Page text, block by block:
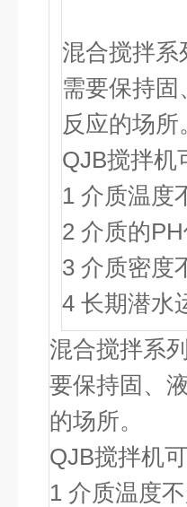
混合搅拌系
需要保持
反应的场所
QJB搅拌机
1 介质温度
2 介质的
3 介质密度
4 长期潜水
混合搅拌系
要保持固、
的场所。
QJB搅拌机
1 介质温度